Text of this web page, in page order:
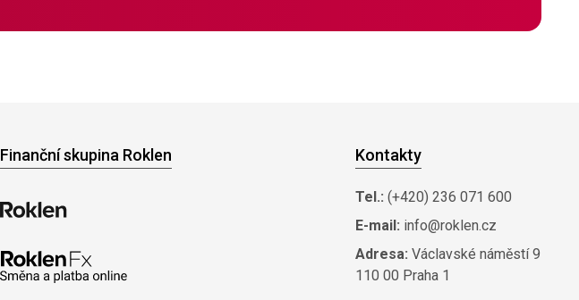
Finanční skupina Roklen Kontakty
Tel.: (+420) 236 071 600
E-mail: info@roklen.cz
Adresa: Václavské náměstí 9
110 00 Praha 1